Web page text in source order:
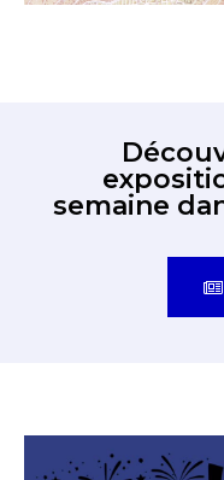
semaine